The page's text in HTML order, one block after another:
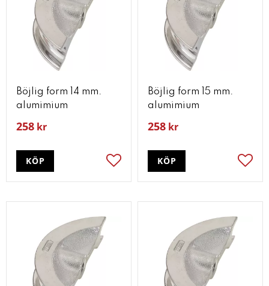
Böjlig form 14 mm.
alumimium
258 kr
Lägg till i favoriter
KÖP
Böjlig form 15 mm.
alumimium
258 kr
KÖP